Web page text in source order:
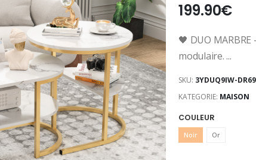
199.90€
🖤 DUO
modulaire. ...
SKU: 3YDUQ9IW-DR69
KATEGORIE: MAISON
COULEUR
Noir Or